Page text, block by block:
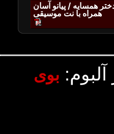
همسایه / پیانو آسان
همراه با نت موسیقی
بوی